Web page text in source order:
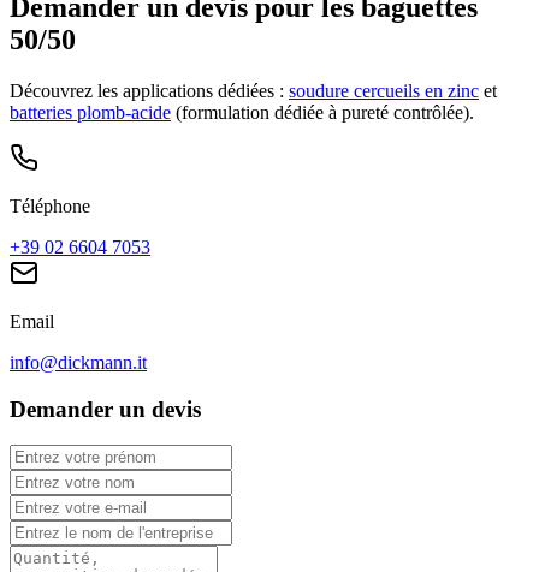
Demander un devis pour les baguettes
50/50
Découvrez les applications dédiées : soudure cercueils en zinc et
batteries plomb-acide (formulation dédiée à pureté contrôlée).
Téléphone
+39 02 6604 7053
Email
info@dickmann.it
Demander un devis